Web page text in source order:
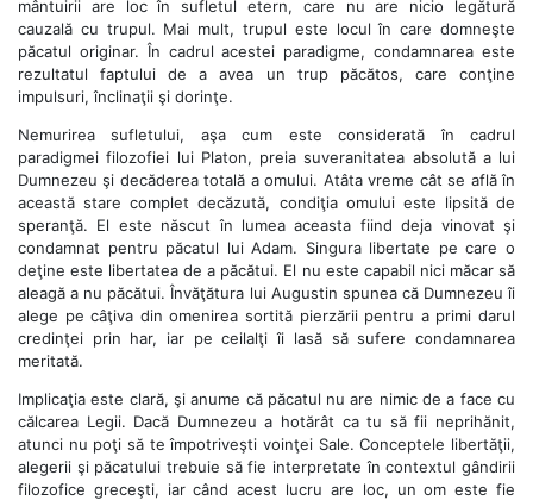
mântuirii are loc în sufletul etern, care nu are nicio legătură
cauzală cu trupul. Mai mult, trupul este locul în care domneşte
păcatul originar. În cadrul acestei paradigme, condamnarea este
rezultatul faptului de a avea un trup păcătos, care conţine
impulsuri, înclinaţii şi dorinţe.
Nemurirea sufletului, aşa cum este considerată în cadrul
paradigmei filozofiei lui Platon, preia suveranitatea absolută a lui
Dumnezeu şi decăderea totală a omului. Atâta vreme cât se află în
această stare complet decăzută, condiţia omului este lipsită de
speranţă. El este născut în lumea aceasta fiind deja vinovat şi
condamnat pentru păcatul lui Adam. Singura libertate pe care o
deţine este libertatea de a păcătui. El nu este capabil nici măcar să
aleagă a nu păcătui. Învăţătura lui Augustin spunea că Dumnezeu îi
alege pe câţiva din omenirea sortită pierzării pentru a primi darul
credinţei prin har, iar pe ceilalţi îi lasă să sufere condamnarea
meritată.
Implicaţia este clară, şi anume că păcatul nu are nimic de a face cu
călcarea Legii. Dacă Dumnezeu a hotărât ca tu să fii neprihănit,
atunci nu poţi să te împotriveşti voinţei Sale. Conceptele libertăţii,
alegerii şi păcatului trebuie să fie interpretate în contextul gândirii
filozofice greceşti, iar când acest lucru are loc, un om este fie